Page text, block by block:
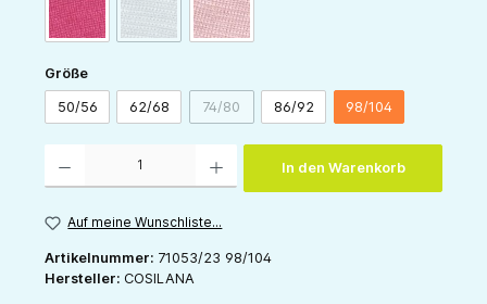
pink grau
(Diese Option ist zurzeit nicht verfügbar.)
rose
Größeauswählen
50/56 62/68 74/80(Diese Option ist zurzeit nicht verfügbar.)
86/92 98/104
In den Warenkorb
Auf meine Wunschliste...
Artikelnummer: 71053/23 98/104
Hersteller: COSILANA